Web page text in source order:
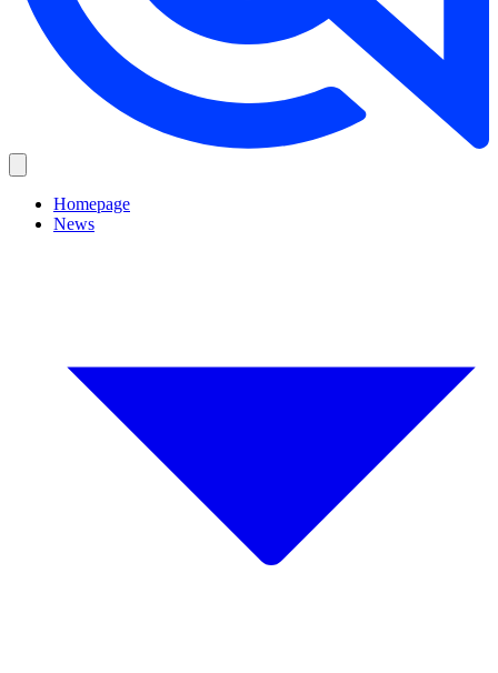
Homepage
News